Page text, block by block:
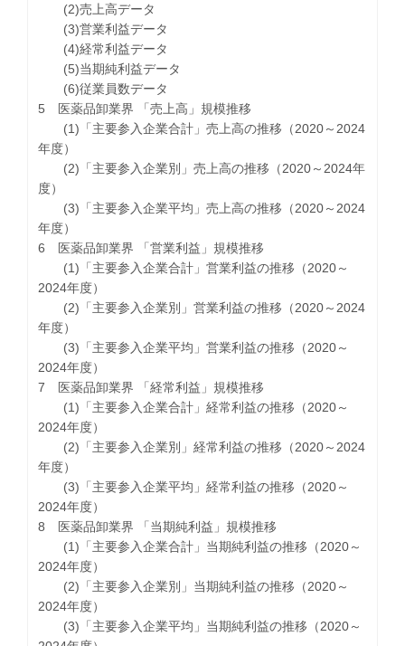
(2)売上高データ
(3)営業利益データ
(4)経常利益データ
(5)当期純利益データ
(6)従業員数データ
5 医薬品卸業界 「売上高」規模推移
(1)「主要参入企業合計」売上高の推移（2020～2024
年度）
(2)「主要参入企業別」売上高の推移（2020～2024年
度）
(3)「主要参入企業平均」売上高の推移（2020～2024
年度）
6 医薬品卸業界 「営業利益」規模推移
(1)「主要参入企業合計」営業利益の推移（2020～
2024年度）
(2)「主要参入企業別」営業利益の推移（2020～2024
年度）
(3)「主要参入企業平均」営業利益の推移（2020～
2024年度）
7 医薬品卸業界 「経常利益」規模推移
(1)「主要参入企業合計」経常利益の推移（2020～
2024年度）
(2)「主要参入企業別」経常利益の推移（2020～2024
年度）
(3)「主要参入企業平均」経常利益の推移（2020～
2024年度）
8 医薬品卸業界 「当期純利益」規模推移
(1)「主要参入企業合計」当期純利益の推移（2020～
2024年度）
(2)「主要参入企業別」当期純利益の推移（2020～
2024年度）
(3)「主要参入企業平均」当期純利益の推移（2020～